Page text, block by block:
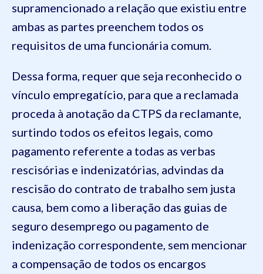
supramencionado a relação que existiu entre
ambas as partes preenchem todos os
requisitos de uma funcionária comum.
Dessa forma, requer que seja reconhecido o
vínculo empregatício, para que a reclamada
proceda à anotação da CTPS da reclamante,
surtindo todos os efeitos legais, como
pagamento referente a todas as verbas
rescisórias e indenizatórias, advindas da
rescisão do contrato de trabalho sem justa
causa, bem como a liberação das guias de
seguro desemprego ou pagamento de
indenização correspondente, sem mencionar
a compensação de todos os encargos